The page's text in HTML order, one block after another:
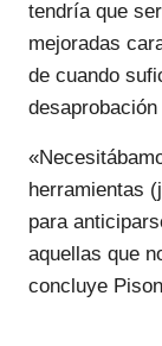
tendría que
mejoradas
de cuando
herramientas
para
aquellas que
concluye